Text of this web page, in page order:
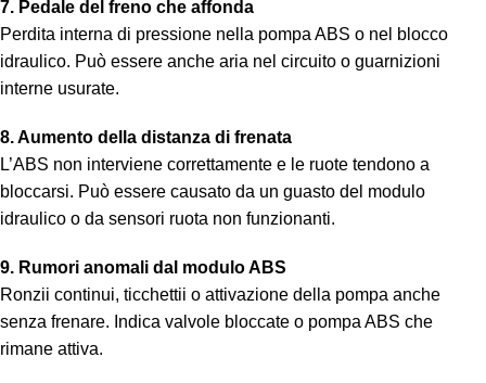
7. Pedale del freno che affonda
Perdita interna di pressione nella pompa ABS o nel blocco
idraulico. Può essere anche aria nel circuito o guarnizioni
interne usurate.
8. Aumento della distanza di frenata
L’ABS non interviene correttamente e le ruote tendono a
bloccarsi. Può essere causato da un guasto del modulo
idraulico o da sensori ruota non funzionanti.
9. Rumori anomali dal modulo ABS
Ronzii continui, ticchettii o attivazione della pompa anche
senza frenare. Indica valvole bloccate o pompa ABS che
rimane attiva.